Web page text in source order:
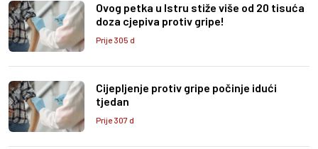
Ovog petka u Istru stiže više od 20 tisuća
doza cjepiva protiv gripe!
Prije 305 d
Cijepljenje protiv gripe počinje idući
tjedan
Prije 307 d